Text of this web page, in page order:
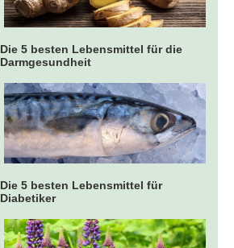
Die 5 besten Lebensmittel für die
Darmgesundheit
Die 5 besten Lebensmittel für
Diabetiker